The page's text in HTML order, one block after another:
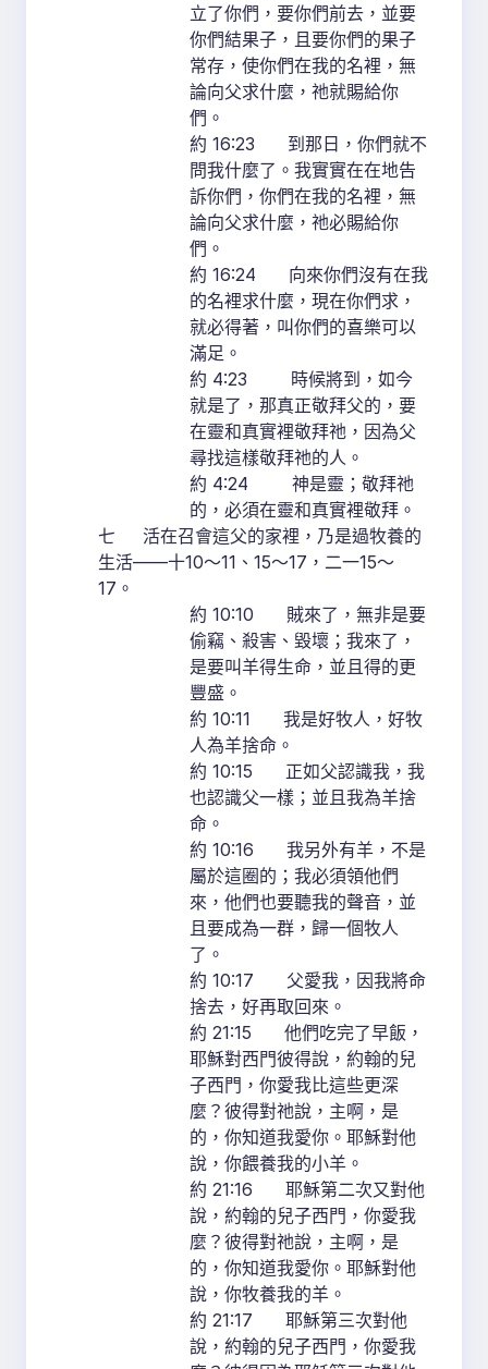
立了你們，要你們前去，並要
你們結果子，且要你們的果子
常存，使你們在我的名裡，無
論向父求什麼，祂就賜給你
們。
約 16:23 到那日，你們就不
問我什麼了。我實實在在地告
訴你們，你們在我的名裡，無
論向父求什麼，祂必賜給你
們。
約 16:24 向來你們沒有在我
的名裡求什麼，現在你們求，
就必得著，叫你們的喜樂可以
滿足。
約 4:23 時候將到，如今
就是了，那真正敬拜父的，要
在靈和真實裡敬拜祂，因為父
尋找這樣敬拜祂的人。
約 4:24 神是靈；敬拜祂
的，必須在靈和真實裡敬拜。
七 活在召會這父的家裡，乃是過牧養的
生活——十10～11、15～17，二一15～
17。
約 10:10 賊來了，無非是要
偷竊、殺害、毀壞；我來了，
是要叫羊得生命，並且得的更
豐盛。
約 10:11 我是好牧人，好牧
人為羊捨命。
約 10:15 正如父認識我，我
也認識父一樣；並且我為羊捨
命。
約 10:16 我另外有羊，不是
屬於這圈的；我必須領他們
來，他們也要聽我的聲音，並
且要成為一群，歸一個牧人
了。
約 10:17 父愛我，因我將命
捨去，好再取回來。
約 21:15 他們吃完了早飯，
耶穌對西門彼得說，約翰的兒
子西門，你愛我比這些更深
麼？彼得對祂說，主啊，是
的，你知道我愛你。耶穌對他
說，你餵養我的小羊。
約 21:16 耶穌第二次又對他
說，約翰的兒子西門，你愛我
麼？彼得對祂說，主啊，是
的，你知道我愛你。耶穌對他
說，你牧養我的羊。
約 21:17 耶穌第三次對他
說，約翰的兒子西門，你愛我